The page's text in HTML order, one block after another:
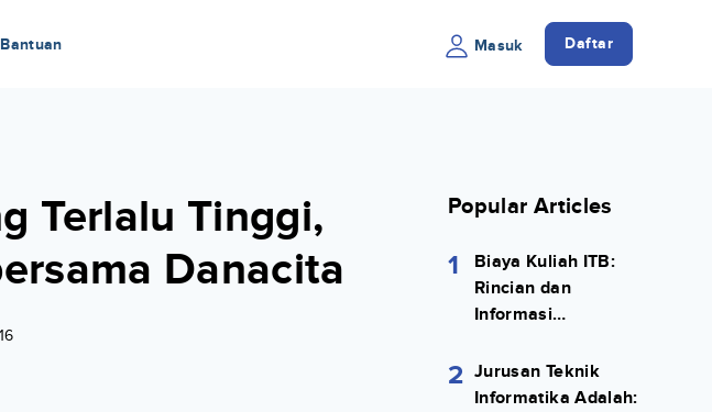
Masuk Daftar
Terlalu Tinggi,
Danacita
Popular Articles
1
Biaya Kuliah ITB:
Rincian dan
Informasi
2 Jurusan Teknik
Informatika Adalah: